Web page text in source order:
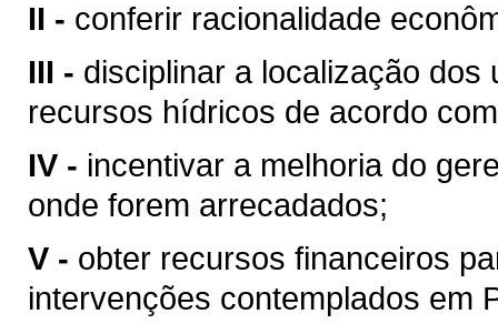
II - conferir racionalidade
III - disciplinar a localização
recursos hídricos de acordo
IV - incentivar a melhoria do
onde forem arrecadados;
V - obter recursos financeiros
intervenções contemplados em